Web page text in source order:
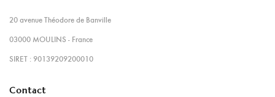
20 avenue Théodore de Banville
03000 MOULINS - France
SIRET : 90139209200010
Contact